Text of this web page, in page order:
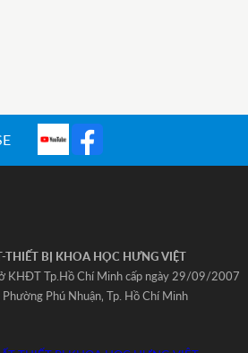
THIẾT BỊ KHOA HỌC HƯNG VIỆT
KHĐT Tp.Hồ Chí Minh cấp ngày 29/09/2007
Phú Nhuận‚ Tp. Hồ Chí Minh